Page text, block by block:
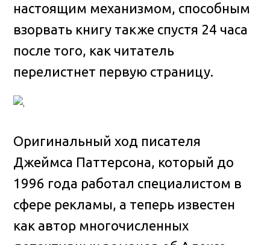
настоящим механизмом, способным
взорвать книгу также спустя 24 часа
после того, как читатель
перелистнет первую страницу.
Оригинальный ход писателя
Джеймса Паттерсона, который до
1996 года работал специалистом в
сфере рекламы, а теперь известен
как автор многочисленных